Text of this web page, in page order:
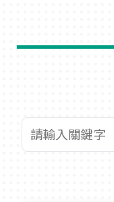
查詢關鍵字